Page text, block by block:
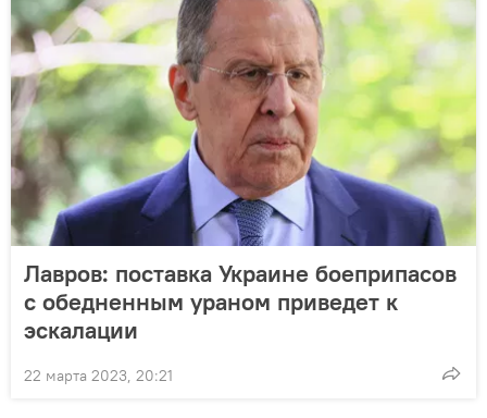
Лавров: поставка Украине боеприпасов
с обедненным ураном приведет к
эскалации
22 марта 2023, 20:21